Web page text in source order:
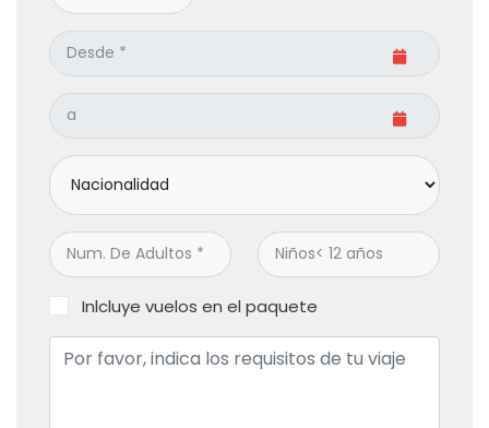
Inlcluye vuelos en el paquete